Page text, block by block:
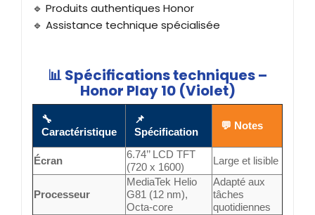
🔹 Produits authentiques Honor
🔹 Assistance technique spécialisée
📊 Spécifications techniques –
Honor Play 10 (Violet)
🔧
Caractéristique
📌
Spécification
💬 Notes
Écran
6.74’’ LCD TFT
(720 x 1600)
Large et lisible
Processeur
MediaTek Helio
G81 (12 nm),
Octa-core
Adapté aux
tâches
quotidiennes